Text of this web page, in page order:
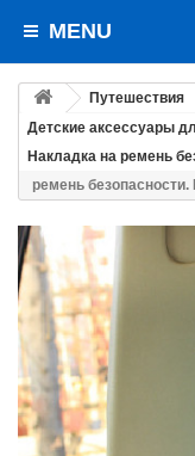
MENU
Путешествия
Детские аксессуары
Накладка на ремень
ремень безопасности.